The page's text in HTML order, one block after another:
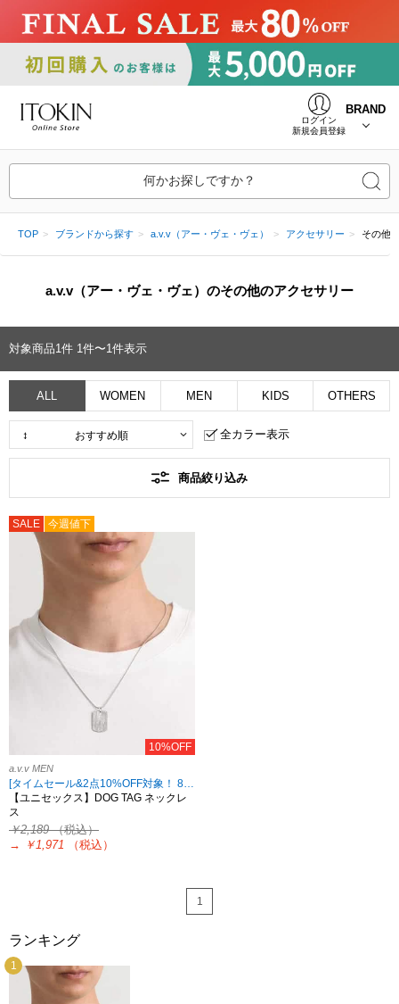
ログイン
新規会員登録
BRAND
何かお探しですか？
TOP ブランドから探す a.v.v（アー・ヴェ・ヴェ） アクセサリー その他
a.v.v（アー・ヴェ・ヴェ）のその他のアクセサリー
対象商品1件 1件〜1件表示
ALL WOMEN MEN KIDS OTHERS
全カラー表示
商品絞り込み
SALE 今週値下
10%OFF
a.v.v MEN
[タイムセール&2点10%OFF対象！ 8/18 8:59まで]
【ユニセックス】DOG TAG ネックレ
ス
￥2,189（税込）
→
￥1,971 （税込）
1
ランキング
1